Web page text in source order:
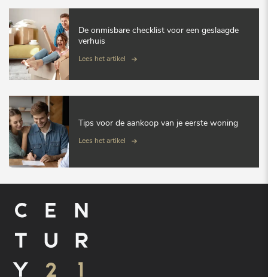
De onmisbare checklist voor een geslaagde
verhuis
Lees het artikel
Tips voor de aankoop van je eerste woning
Lees het artikel